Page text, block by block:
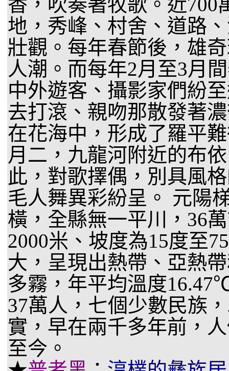
地，秀峰、村舍、道路
壯觀。每年春節後，雄
人潮。而每年2月至3月
中外遊客、攝影家們紛
去打滾、親吻那散發著
在花海中，形成了羅平
月二，九龍河附近的布
此，對歌擇偶，別具風
毛人舞異彩紛呈。 元陽
橫，全縣無一平川，36
2000米、坡度為15度至
大，呈現出熱帶、亞熱
多霧，年平均溫度
37萬人，七個少數民族
實，早在兩千多年前，
至今。